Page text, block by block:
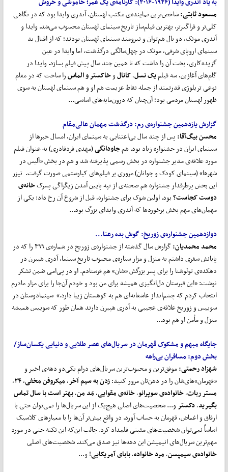
مسعود ثابتی:شاخص‌ترین نماینده‌ی مکتب لهستان، آندری وایدا بود که در نگاهی
کلی‌تر و فراگیرتر، بهترین فیلم‌ساز تاریخ سینمای لهستان محسوب می‌شد. وایدا و
آندری مونک، دو بال هم‌توان و نیرومند سینمای لهستان بودند؛ که از اقبال بد
سینمای اروپای شرقی، مونک در چهل‌سالگی درگذشت، اما وایدا در عین
گزیده‌کاری، بخت آن را داشت که تا همین چند سال پیش فیلم بسازد. وایدا در
گام‌های آغازین، سه فیلمیک نسل،کانالوخاکستر و الماسرا ساخت که در مقام
نوعی تریلوژی قدرتمند از جمله نقاط عزیمت هم او و هم سینمای لهستان به سوی
ظهور لهستان مردمی بود؛ آن‌چنان که درون‌مایه‌های اساسی...
گزارش یازدهمین جشنواره‌ی رم:درگذشت مهمان عالیمقام
محسن بیگآقا:پس از چند سال بی‌اعتنایی به سینمای ایران، امسال خبرها از
سینمای ایران در جشنواره زیاد بود. همجاودانگی(مهدی فردقادری) به عنوان فیلم
مورد علاقه‌ی مدیر جشنواره در بخش رسمی پذیرفته شد و هم در بخش «آلیس در
شهرها» (سینمای کودک و جوانان) مروری بر فیلم‌های کیارستمی صورت گرفت. تیزر
این بخش پرطرفدار جشنواره هم صحنه‌ی از تپه پایین آمدن زیگزاگی پسرکخانه‌ی
دوست کجاست؟بود. اولین شوک برای جشنواره، قبل از شروع آن رخ داد: یکی از
مهمان‌های مهم بخش برخوردها که آندری وایدای بزرگ بود...
دوازدهمین جشنواره‌ی زوریخ:گوش بده رعنا...
محمد محمدیان:
گزارش سال گذشته از جشنواره‌ی زوریخ در شماره‌ی ۴۹۹ را که در
پایانش سفری داشتم به منزل و مزار ستاره‌ی محبوب تاریخ سینما، آدری‌ هپبرن در
دهکده‌ی تولوشنا را برای‌ پسر بزرگش «شان» هم فرستادم. او در پی‌امی ضمن تشکر
نوشت: «این قبرستان دل‌انگیزی همیشه برای من بود و خودم آن‌جا را برای مزار مادرم
انتخاب کردم که چشم‌انداز عاشقانه‌ای هم به کوهستان زیبا دارد.» سینمادوستان در
سوییس و زوریخ علاقه‌ی عجیبی به آدری هپبرن دارند همان طور که سوییس همیشه
منزل و مأمن او هم بود...
جایگاه مبهم و مشکوک قهرمان در سریالهای عصر طلایی و دنیایی یکسانساز/
بخش دوم:مسافران بیراهه
شهزاد رحمتی:موفق‌ترین و محبوب‌ترین سریال‌های درام یکی‌دو دهه‌ی اخیر و
«قهرمان»های‌شان را در ذهن‌تان مرور کنید:زدن به سیم آخر،میکروفن مخفی،۲۴،
مستر ربات،خانواده‌ی سوپرانو،خانه‌ی مقوایی،مَد من،بهتر است با سال تماس
بگیرید،دکسترو... شخصیت‌های اصلی هیچ‌یک از این سریال‌ها را نمی‌توان حتی با
ارفاق و اغماض، قهرمان به حساب آورد. در واقع بیش‌تر آن‌‌ها را با معیارهای کلاسیک
اساساً نمی‌توان شخصیت‌های مثبتی قلمداد کرد. جالب این‌که این نکته حتی در مورد
مهم‌ترین سریال‌های انیمیشن این دهه‌ها نیز صدق می‌کند. شخصیت‌های اصلی
خانواده‌یسیمپسن،مرد خانواده،بابای آمریکایی! و...